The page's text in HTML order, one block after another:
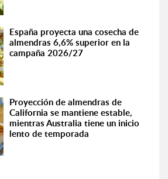
España proyecta una cosecha de
almendras 6,6% superior en la
campaña 2026/27
Proyección de almendras de
California se mantiene estable,
mientras Australia tiene un inicio
lento de temporada